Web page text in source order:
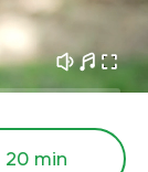
20 min